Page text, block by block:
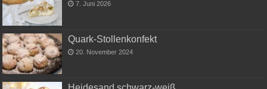
7. Juni 2026
Quark-Stollenkonfekt
20. November 2024